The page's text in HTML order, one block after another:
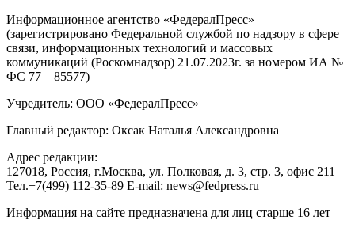
Информационное агентство «ФедералПресс»
(зарегистрировано Федеральной службой по надзору в сфере
связи, информационных технологий и массовых
коммуникаций (Роскомнадзор) 21.07.2023г. за номером ИА №
ФС 77 – 85577)
Учредитель: ООО «ФедералПресс»
Главный редактор: Оксак Наталья Александровна
Адрес редакции:
127018, Россия, г.Москва, ул. Полковая, д. 3, стр. 3, офис 211
Тел.+7(499) 112-35-89 E-mail: news@fedpress.ru
Информация на сайте предназначена для лиц старше 16 лет